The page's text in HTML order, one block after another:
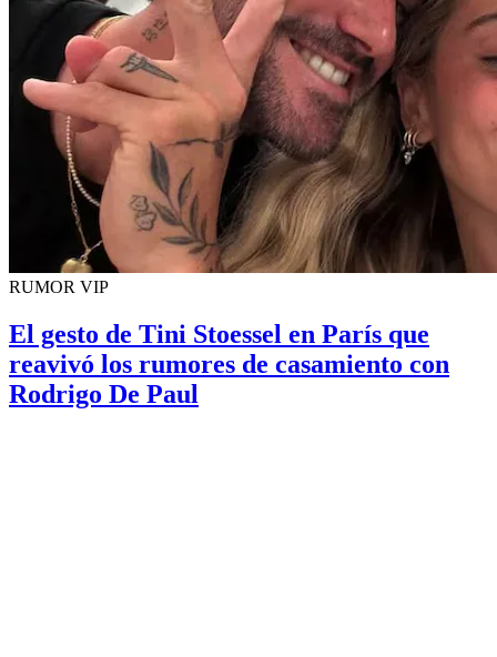
RUMOR VIP
El gesto de Tini Stoessel en París que
reavivó los rumores de casamiento con
Rodrigo De Paul